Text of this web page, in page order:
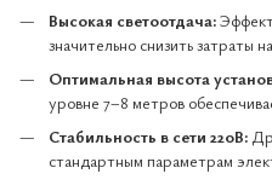
Высокая светоотдача:
значительно снизить затраты
Оптимальная высота
уровне 7–8 метров
Стабильность в сети 220В:
стандартным параметрам